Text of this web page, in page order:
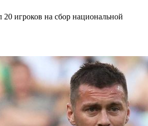
игроков на сбор национальной